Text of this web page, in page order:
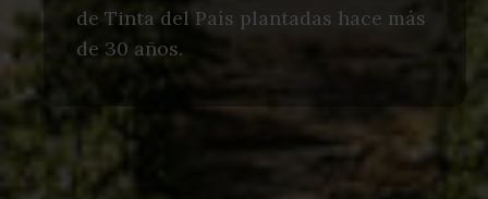
de Tinta del País plantadas hace más
de 30 años.